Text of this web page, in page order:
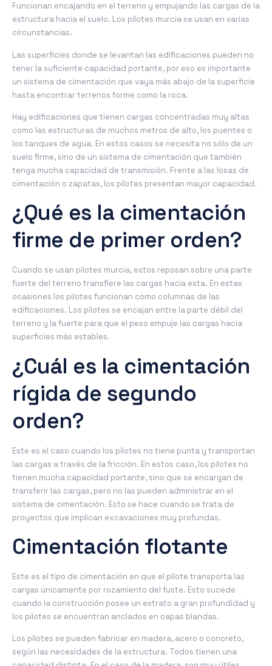
Funcionan encajando en el terreno y empujando las cargas de la
estructura hacia el suelo. Los pilotes murcia se usan en varias
circunstancias.
Las superficies donde se levantan las edificaciones pueden no
tener la suficiente capacidad portante, por eso es importante
un sistema de cimentación que vaya más abajo de la superficie
hasta encontrar terrenos forme como la roca.
Hay edificaciones que tienen cargas concentradas muy altas
como las estructuras de muchos metros de alto, los puentes o
los tanques de agua. En estos casos se necesita no sólo de un
suelo firme, sino de un sistema de cimentación que también
tenga mucha capacidad de transmisión. Frente a las losas de
cimentación o zapatas, los pilotes presentan mayor capacidad.
¿Qué es la cimentación
firme de primer orden?
Cuando se usan pilotes murcia, estos reposan sobre una parte
fuerte del terreno transfiere las cargas hacia esta. En estas
ocasiones los pilotes funcionan como columnas de las
edificaciones. Los pilotes se encajan entre la parte débil del
terreno y la fuerte para que el peso empuje las cargas hacia
superficies más estables.
¿Cuál es la cimentación
rígida de segundo
orden?
Este es el caso cuando los pilotes no tiene punta y transportan
las cargas a través de la fricción. En estos caso, los pilotes no
tienen mucha capacidad portante, sino que se encargan de
transferir las cargas, pero no las pueden administrar en el
sistema de cimentación. Esto se hace cuando se trata de
proyectos que implican excavaciones muy profundas.
Cimentación flotante
Este es el tipo de cimentación en que el pilote transporta las
cargas únicamente por rozamiento del fuste. Esto sucede
cuando la construcción posee un estrato a gran profundidad y
los pilotes se encuentran anclados en capas blandas.
Los pilotes se pueden fabricar en madera, acero o concreto,
según las necesidades de la estructura. Todos tienen una